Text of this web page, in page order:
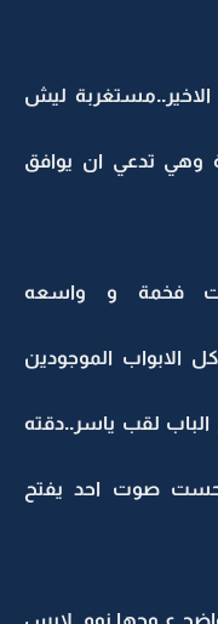
ليش
وهي تدعي ان يوافق
فخمة و واسعه
الابواب الموجودين
لقب ياسر..دقته
حست صوت احد يفتح
ع وجها نوم..لابس